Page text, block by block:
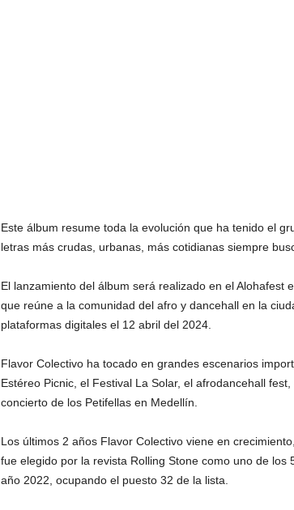
Este álbum resume toda la evolución que ha tenido el
letras más crudas, urbanas, más cotidianas siempre
El lanzamiento del álbum será realizado en el Alohafest
que reúne a la comunidad del afro y dancehall en la
plataformas digitales el 12 abril del 2024.
Flavor Colectivo ha tocado en grandes escenarios
Estéreo Picnic, el Festival La Solar, el afrodancehall
concierto de los Petifellas en Medellín.
Los últimos 2 años Flavor Colectivo viene en
fue elegido por la revista Rolling Stone como uno de
año 2022, ocupando el puesto 32 de la lista.